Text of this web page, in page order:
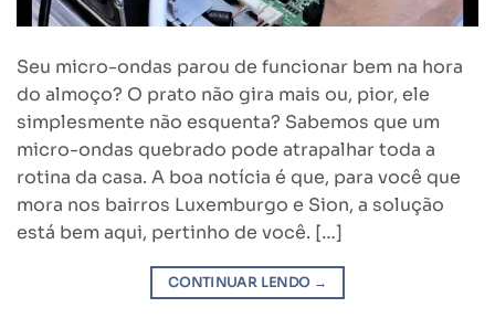
Seu micro-ondas parou de funcionar bem na hora
do almoço? O prato não gira mais ou, pior, ele
simplesmente não esquenta? Sabemos que um
micro-ondas quebrado pode atrapalhar toda a
rotina da casa. A boa notícia é que, para você que
mora nos bairros Luxemburgo e Sion, a solução
está bem aqui, pertinho de você. […]
CONTINUAR LENDO →